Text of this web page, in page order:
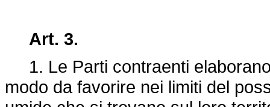
Art. 3.
1. Le Parti contraenti
modo da favorire nei limiti del